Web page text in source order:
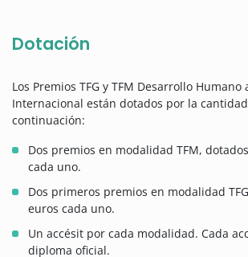
Dotación
Los Premios TFG y TFM Desarrollo Humano
Internacional están dotados por la
continuación:
Dos premios en modalidad TFM,
cada uno.
Dos primeros premios en modalidad
euros cada uno.
Un accésit por cada modalidad. Cada
diploma oficial.